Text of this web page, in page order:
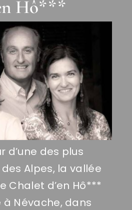
Hô***
d’une des plus
Alpes, la vallée
Chalet d’en Hô***
Névache, dans